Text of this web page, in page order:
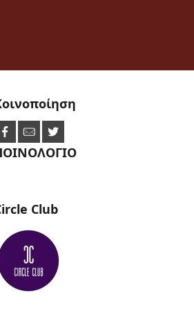
Club